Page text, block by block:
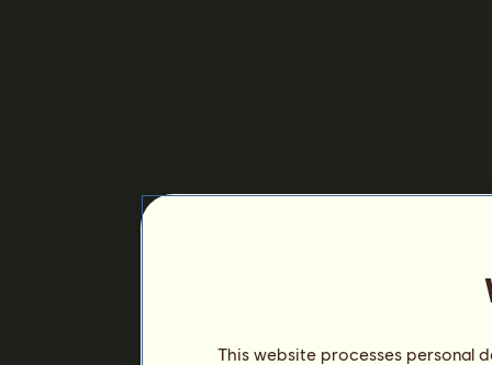
This website processes personal